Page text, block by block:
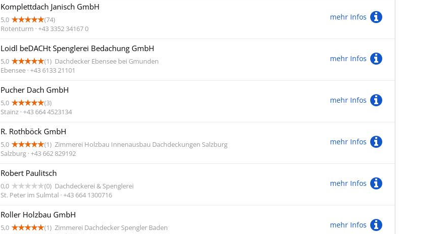
Komplettdach Janisch GmbH
5,0
(74)
Rotenturm · +43 3352 34167 0
mehr Infos
Loidl beDACHt Spenglerei Bedachung GmbH
5,0 (1) Dachdecker Ebensee bei Gmunden
Ebensee · +43 6133 21101
mehr Infos
Pucher Dach GmbH
5,0
(3)
Stainz · +43 664 4523134
mehr Infos
R. Rothböck GmbH
5,0 (1) Zimmerei Holzbau Innenausbau Dachdeckungen Salzburg
Salzburg · +43 662 829192
mehr Infos
Robert Paulitsch
0,0 (0) Dachdeckerei & Spenglerei
St. Peter im Sulmtal · +43 664 1300716
mehr Infos
Roller Holzbau GmbH
5,0 (1) Zimmerei Dachdecker Spengler Baden
mehr Infos